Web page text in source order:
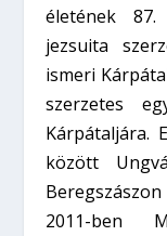
életének
jezsuita
ismeri
szerzetes
Kárpátaljára.
között
2011-ben